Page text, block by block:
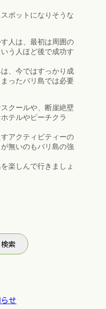
ポットになりそうな
人は、最初は周囲の
う人ほど後で成功す
、今ではすっかり成
ったバリ島では必要
クールや、断崖絶壁
テルやビーチクラ
アクティビティーの
無いのもバリ島の強
楽しんで行きましょ
検索
せ